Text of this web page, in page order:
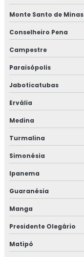
Monte Santo de Minas
Conselheiro Pena
Campestre
Paraisópolis
Jaboticatubas
Ervália
Medina
Turmalina
Simonésia
Ipanema
Guaranésia
Manga
Presidente Olegário
Matipó